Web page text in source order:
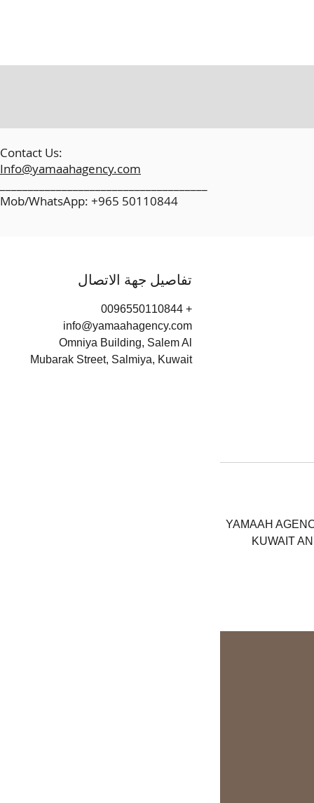
Contact Us:
Info@yamaahagency.com
Mob/WhatsApp: +965 50110844
YAMAAH
KUWAIT
تفاصيل جهة الاتصال
+ 0096550110844
info@yamaahagency.com
Omniya Building, Salem Al
Mubarak Street, Salmiya, Kuwait